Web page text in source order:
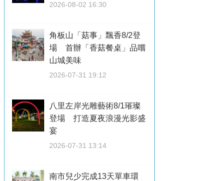
2026-08-02 16:30
角板山「菇事」飄香8/2登
場 首辦「香菇餐桌」品嚐
山城美味
2026-07-31 19:12
八里左岸光雕藝術8/1璀璨
登場 打造夏夜浪漫光影盛
宴
2026-07-31 13:14
南市兒少完成13天單車環